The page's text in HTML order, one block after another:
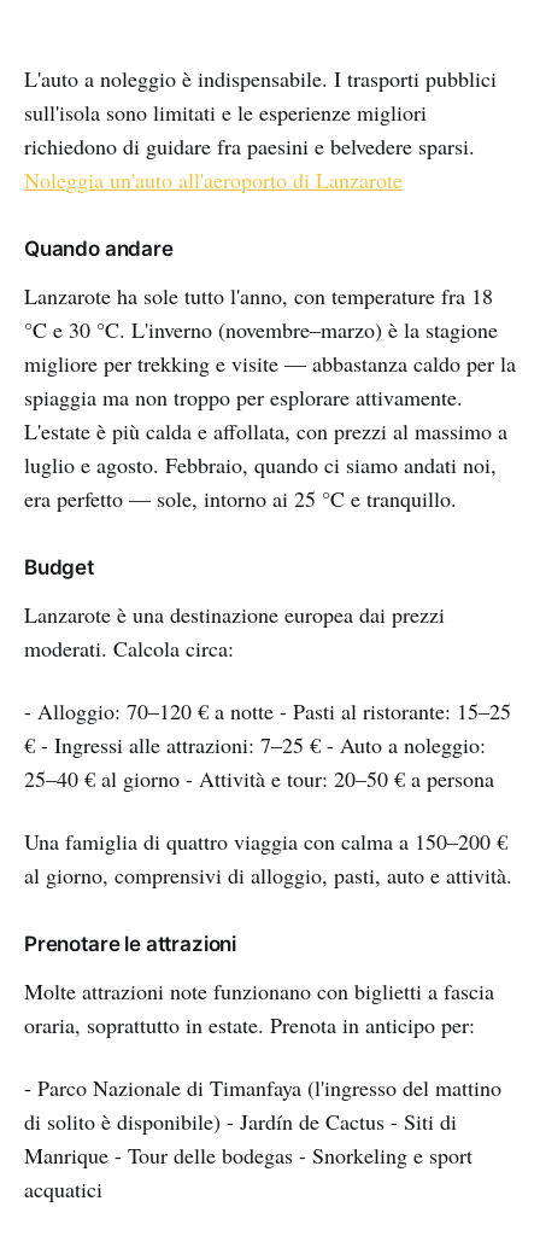
L'auto a noleggio è indispensabile. I trasporti pubblici
sull'isola sono limitati e le esperienze migliori
richiedono di guidare fra paesini e belvedere sparsi.
Noleggia un'auto all'aeroporto di Lanzarote
Quando andare
Lanzarote ha sole tutto l'anno, con temperature fra 18
°C e 30 °C. L'inverno (novembre–marzo) è la stagione
migliore per trekking e visite — abbastanza caldo per la
spiaggia ma non troppo per esplorare attivamente.
L'estate è più calda e affollata, con prezzi al massimo a
luglio e agosto. Febbraio, quando ci siamo andati noi,
era perfetto — sole, intorno ai 25 °C e tranquillo.
Budget
Lanzarote è una destinazione europea dai prezzi
moderati. Calcola circa:
- Alloggio: 70–120 € a notte - Pasti al ristorante: 15–25
€ - Ingressi alle attrazioni: 7–25 € - Auto a noleggio:
25–40 € al giorno - Attività e tour: 20–50 € a persona
Una famiglia di quattro viaggia con calma a 150–200 €
al giorno, comprensivi di alloggio, pasti, auto e attività.
Prenotare le attrazioni
Molte attrazioni note funzionano con biglietti a fascia
oraria, soprattutto in estate. Prenota in anticipo per:
- Parco Nazionale di Timanfaya (l'ingresso del mattino
di solito è disponibile) - Jardín de Cactus - Siti di
Manrique - Tour delle bodegas - Snorkeling e sport
acquatici